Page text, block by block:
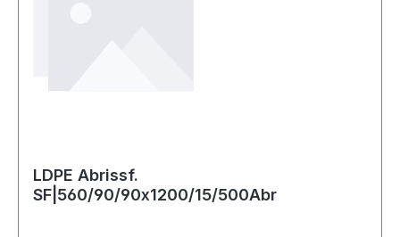
LDPE Abrissf.
SF|560/90/90x1200/15/500Abr